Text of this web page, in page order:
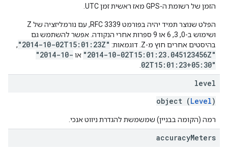
הזמן של רשומת ה-GPS מאז ראשית זמן UTC.
הפלט שנוצר תמיד יהיה בפורמט RFC 3339, עם נורמליזציה של Z
ושימוש ב-0, 3, 6 או 9 ספרות אחרי הנקודה. אפשר להשתמש גם
בהיסטים אחרים חוץ מ-Z. דוגמאות:
"2014-10-02T15:01:23Z"
, ‏
"2014-10-02T15:01:23.045123456Z" או "2014-10-
02T15:01:23+05:30"
level
object (Level)
רמה (הקומה בבניין) שמשמשת להגדרת ניווט אנכי.
accuracyMeters